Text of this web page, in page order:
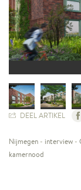
DEEL ARTIKEL
Nijmegen - interview -
kamernood